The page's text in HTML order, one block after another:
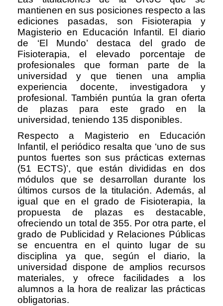
mantienen en sus posiciones respecto a las
ediciones pasadas, son Fisioterapia y
Magisterio en Educación Infantil. El diario
de ‘El Mundo’ destaca del grado de
Fisioterapia, el elevado porcentaje de
profesionales que forman parte de la
universidad y que tienen una amplia
experiencia docente, investigadora y
profesional. También puntúa la gran oferta
de plazas para este grado en la
universidad, teniendo 135 disponibles.
Respecto a Magisterio en Educación
Infantil, el periódico resalta que ‘uno de sus
puntos fuertes son sus prácticas externas
(51 ECTS)’, que están divididas en dos
módulos que se desarrollan durante los
últimos cursos de la titulación. Además, al
igual que en el grado de Fisioterapia, la
propuesta de plazas es destacable,
ofreciendo un total de 355. Por otra parte, el
grado de Publicidad y Relaciones Públicas
se encuentra en el quinto lugar de su
disciplina ya que, según el diario, la
universidad dispone de amplios recursos
materiales, y ofrece facilidades a los
alumnos a la hora de realizar las prácticas
obligatorias.